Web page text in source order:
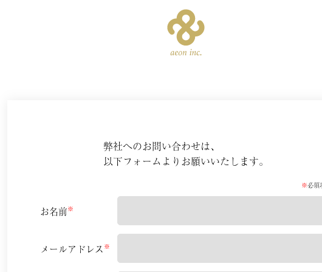
NEWS 最新情報
弊社へのお問い合わせは、
以下フォームよりお願いいたします。
※必須
お名前※
メールアドレス ※